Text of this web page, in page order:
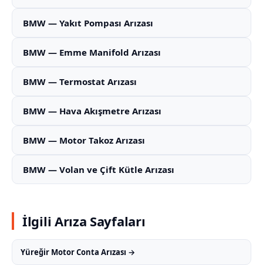
BMW — Yakıt Pompası Arızası
BMW — Emme Manifold Arızası
BMW — Termostat Arızası
BMW — Hava Akışmetre Arızası
BMW — Motor Takoz Arızası
BMW — Volan ve Çift Kütle Arızası
İlgili Arıza Sayfaları
Yüreğir Motor Conta Arızası →